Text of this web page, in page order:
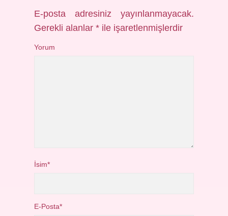
E-posta adresiniz yayınlanmayacak.
Gerekli alanlar* ile işaretlenmişlerdir
Yorum
İsim*
E-Posta*